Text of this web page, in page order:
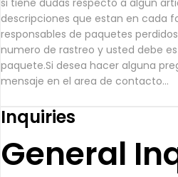
si tiene dudas respecto a algun
descripciones que estan en cada
responsables de paquetes
numero de rastreo y usted debe
paquete.Si desea hacer alguna
mensaje en el area de contacto...
Inquiries
General